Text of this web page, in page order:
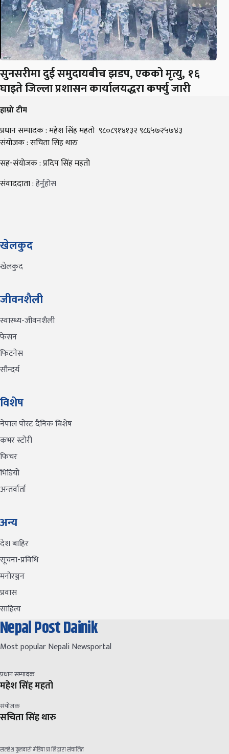
सुनसरीमा दुई समुदायबीच झडप, एकको मृत्यु, १६
घाइते जिल्ला प्रशासन कार्यालयद्धरा कर्फ्यु जारी
हाम्रो टीम
प्रधान सम्पादक : महेश सिंह महतो ९८०८९१४१३२ ९८६५७२५७४३
संयोजक : सचिता सिंह थारु
सह-संयोजक : प्रदिप सिंह महतो
संवाददाता :हेर्नुहोस
खेलकुद
खेलकुद
जीवनशैली
स्वास्थ्य-जीवनशैली
फेसन
फिटनेस
सौन्दर्य
विशेष
नेपाल पोस्ट दैनिक बिशेष
कभर स्टोरी
फिचर
भिडियो
अन्तर्वार्ता
अन्य
देश बाहिर
सूचना-प्रविधि
मनोरञ्जन
प्रवास
साहित्य
Nepal Post Dainik
Most popular Nepali Newsportal
प्रधान सम्पादक
महेश सिंह महतो
संयोजक
सचिता सिंह थारु
सलहेश फुलवारी मेडिया प्रा लि द्वारा संचालित